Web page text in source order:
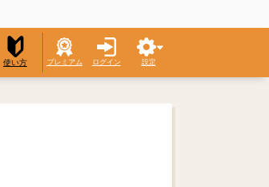
使い方 プレミアム ログイン 設定